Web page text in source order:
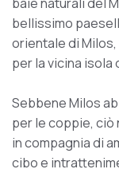
bellissimo
orientale di
per la vicina isola
Sebbene Milos
per le coppie, ciò
in compagnia di
cibo e